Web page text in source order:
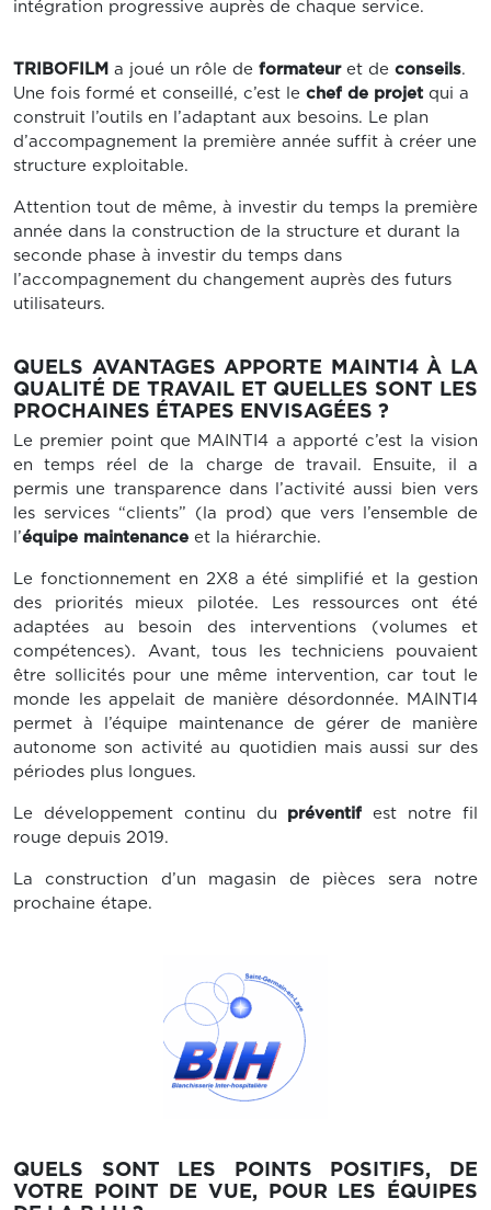
intégration progressive auprès de chaque service.
TRIBOFILM a joué un rôle de formateuret de conseils.
Une fois formé et conseillé, c’est le chef de projet qui a
construit l’outils en l’adaptant aux besoins. Le plan
d’accompagnement la première année suffit à créer une
structure exploitable.
Attention tout de même, à investir du temps la première
année dans la construction de la structure et durant la
seconde phase à investir du temps dans
l’accompagnement du changement auprès des futurs
utilisateurs.
QUELS AVANTAGES APPORTE MAINTI4 À LA
QUALITÉ DE TRAVAIL ET QUELLES SONT LES
PROCHAINES ÉTAPES ENVISAGÉES ?
Le premier point que MAINTI4 a apporté c’est la vision
en temps réel de la charge de travail. Ensuite, il a
permis une transparence dans l’activité aussi bien vers
les services “clients” (la prod) que vers l’ensemble de
l’équipe maintenance et la hiérarchie.
Le fonctionnement en 2X8 a été simplifié et la gestion
des priorités mieux pilotée. Les ressources ont été
adaptées au besoin des interventions (volumes et
compétences). Avant, tous les techniciens pouvaient
être sollicités pour une même intervention, car tout le
monde les appelait de manière désordonnée. MAINTI4
permet à l’équipe maintenance de gérer de manière
autonome son activité au quotidien mais aussi sur des
périodes plus longues.
Le développement continu du préventif est notre fil
rouge depuis 2019.
La construction d’un magasin de pièces sera notre
prochaine étape.
QUELS SONT LES POINTS POSITIFS, DE
VOTRE POINT DE VUE, POUR LES ÉQUIPES